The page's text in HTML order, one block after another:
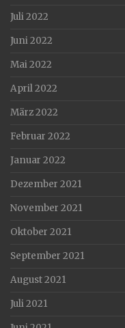
Juli 2022
Juni 2022
Mai 2022
April 2022
März 2022
Februar 2022
Januar 2022
Dezember 2021
November 2021
Oktober 2021
September 2021
August 2021
Juli 2021